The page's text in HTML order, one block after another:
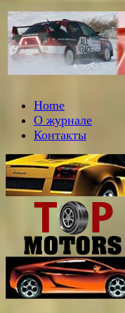
Home
О журнале
Контакты